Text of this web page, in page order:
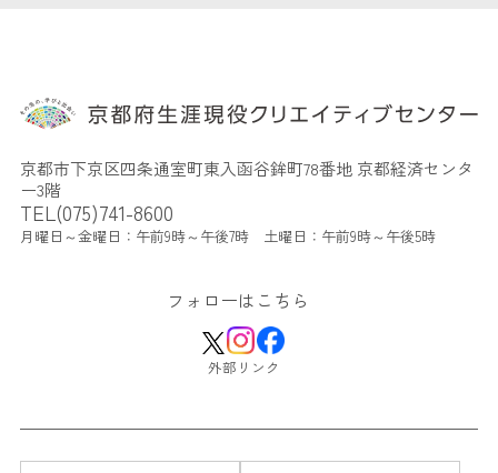
京都市下京区四条通室町東入函谷鉾町78番地 京都経済センタ
ー3階
TEL(075)741-8600
月曜日～金曜日：午前9時～午後7時 土曜日：午前9時～午後5時
フォローはこちら
外部リンク